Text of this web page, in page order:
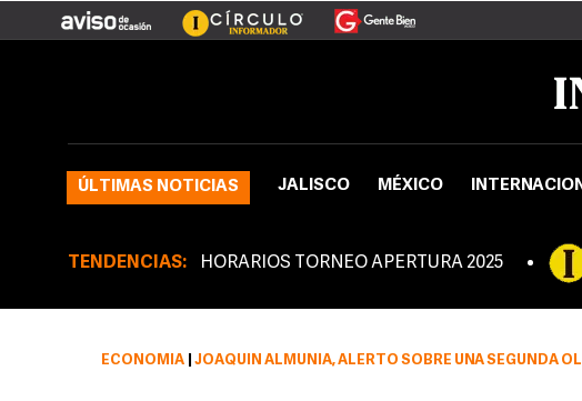
ÚLTIMAS NOTICIAS JALISCO MÉXICO
TENDENCIAS: HORARIOS TORNEO APERTURA 2025
ECONOMÍA JOAQUÍN ALMUNIA, ALERTÓ SOBRE UNA SEGUNDA OLEADA